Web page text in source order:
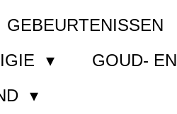
GEBEURTENISSEN
GOUD-